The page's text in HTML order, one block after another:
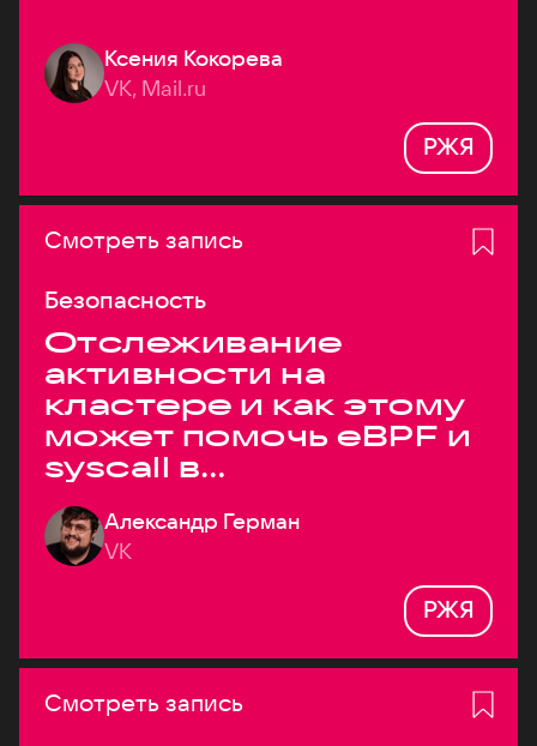
Ксения Кокорева
VK, Mail.ru
РЖЯ
Смотреть запись
Безопасность
Отслеживание
активности на
кластере и как этому
может помочь eBPF и
syscall в
высоконагруженных
системах
Александр Герман
VK
РЖЯ
Смотреть запись